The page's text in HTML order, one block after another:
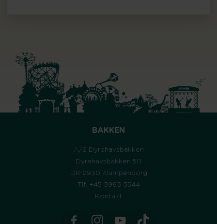
BAKKEN
A/S Dyrehavsbakken
Dyrehavsbakken 51.1
DK-2930 Klampenborg
Tlf. +45 3963 3544
Kontakt